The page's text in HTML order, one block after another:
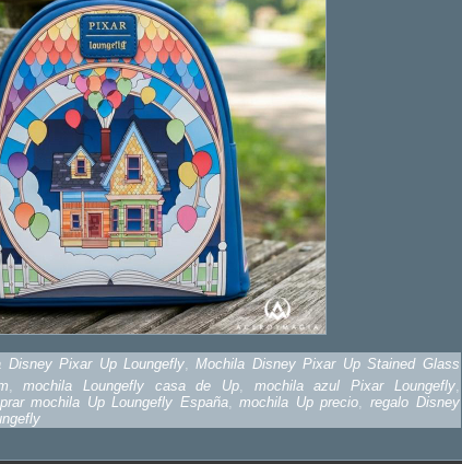
Disney Pixar Up Loungefly,Mochila Disney Pixar Up Stained Glass
,mochila Loungefly casa de Up, mochila azul Pixar Loungefly,
mochila Up Loungefly España,mochila Up precio, regalo Disney